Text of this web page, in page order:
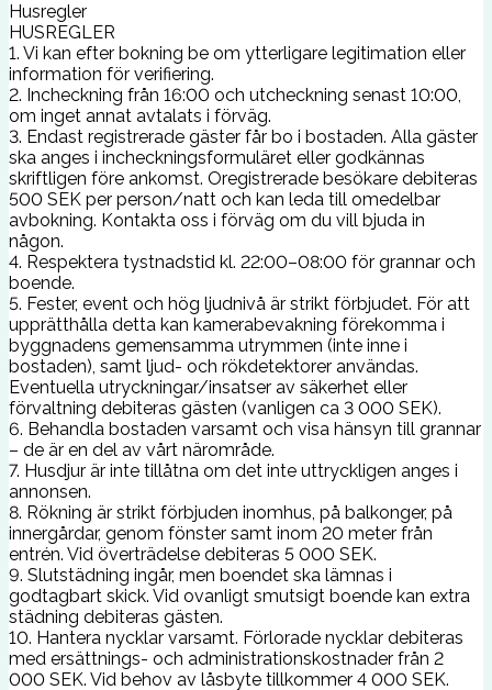
Husregler
HUSREGLER
1. Vi kan efter bokning be om ytterligare legitimation eller
information för verifiering.
2. Incheckning från 16:00 och utcheckning senast 10:00,
om inget annat avtalats i förväg.
3. Endast registrerade gäster får bo i bostaden. Alla gäster
ska anges i incheckningsformuläret eller godkännas
skriftligen före ankomst. Oregistrerade besökare debiteras
500 SEK per person/natt och kan leda till omedelbar
avbokning. Kontakta oss i förväg om du vill bjuda in
någon.
4. Respektera tystnadstid kl. 22:00–08:00 för grannar och
boende.
5. Fester, event och hög ljudnivå är strikt förbjudet. För att
upprätthålla detta kan kamerabevakning förekomma i
byggnadens gemensamma utrymmen (inte inne i
bostaden), samt ljud- och rökdetektorer användas.
Eventuella utryckningar/insatser av säkerhet eller
förvaltning debiteras gästen (vanligen ca 3 000 SEK).
6. Behandla bostaden varsamt och visa hänsyn till grannar
– de är en del av vårt närområde.
7. Husdjur är inte tillåtna om det inte uttryckligen anges i
annonsen.
8. Rökning är strikt förbjuden inomhus, på balkonger, på
innergårdar, genom fönster samt inom 20 meter från
entrén. Vid överträdelse debiteras 5 000 SEK.
9. Slutstädning ingår, men boendet ska lämnas i
godtagbart skick. Vid ovanligt smutsigt boende kan extra
städning debiteras gästen.
10. Hantera nycklar varsamt. Förlorade nycklar debiteras
med ersättnings- och administrationskostnader från 2
000 SEK. Vid behov av låsbyte tillkommer 4 000 SEK.